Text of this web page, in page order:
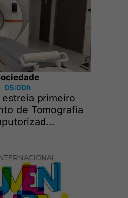
05:00h
primeiro
de Tomografia